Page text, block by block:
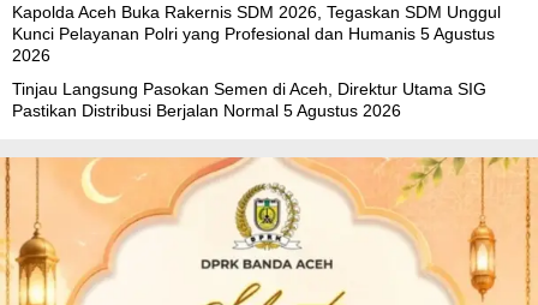
Kapolda Aceh Buka Rakernis SDM 2026, Tegaskan SDM Unggul
Kunci Pelayanan Polri yang Profesional dan Humanis 5 Agustus
2026
Tinjau Langsung Pasokan Semen di Aceh, Direktur Utama SIG
Pastikan Distribusi Berjalan Normal 5 Agustus 2026